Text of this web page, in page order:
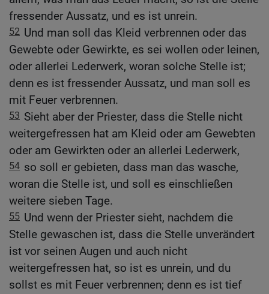
fressender Aussatz, und es ist unrein.
52 Und man soll das Kleid verbrennen oder das
Gewebte oder Gewirkte, es sei wollen oder leinen,
oder allerlei Lederwerk, woran solche Stelle ist;
denn es ist fressender Aussatz, und man soll es
mit Feuer verbrennen.
53 Sieht aber der Priester, dass die Stelle nicht
weitergefressen hat am Kleid oder am Gewebten
oder am Gewirkten oder an allerlei Lederwerk,
54 so soll er gebieten, dass man das wasche,
woran die Stelle ist, und soll es einschließen
weitere sieben Tage.
55 Und wenn der Priester sieht, nachdem die
Stelle gewaschen ist, dass die Stelle unverändert
ist vor seinen Augen und auch nicht
weitergefressen hat, so ist es unrein, und du
sollst es mit Feuer verbrennen; denn es ist tief